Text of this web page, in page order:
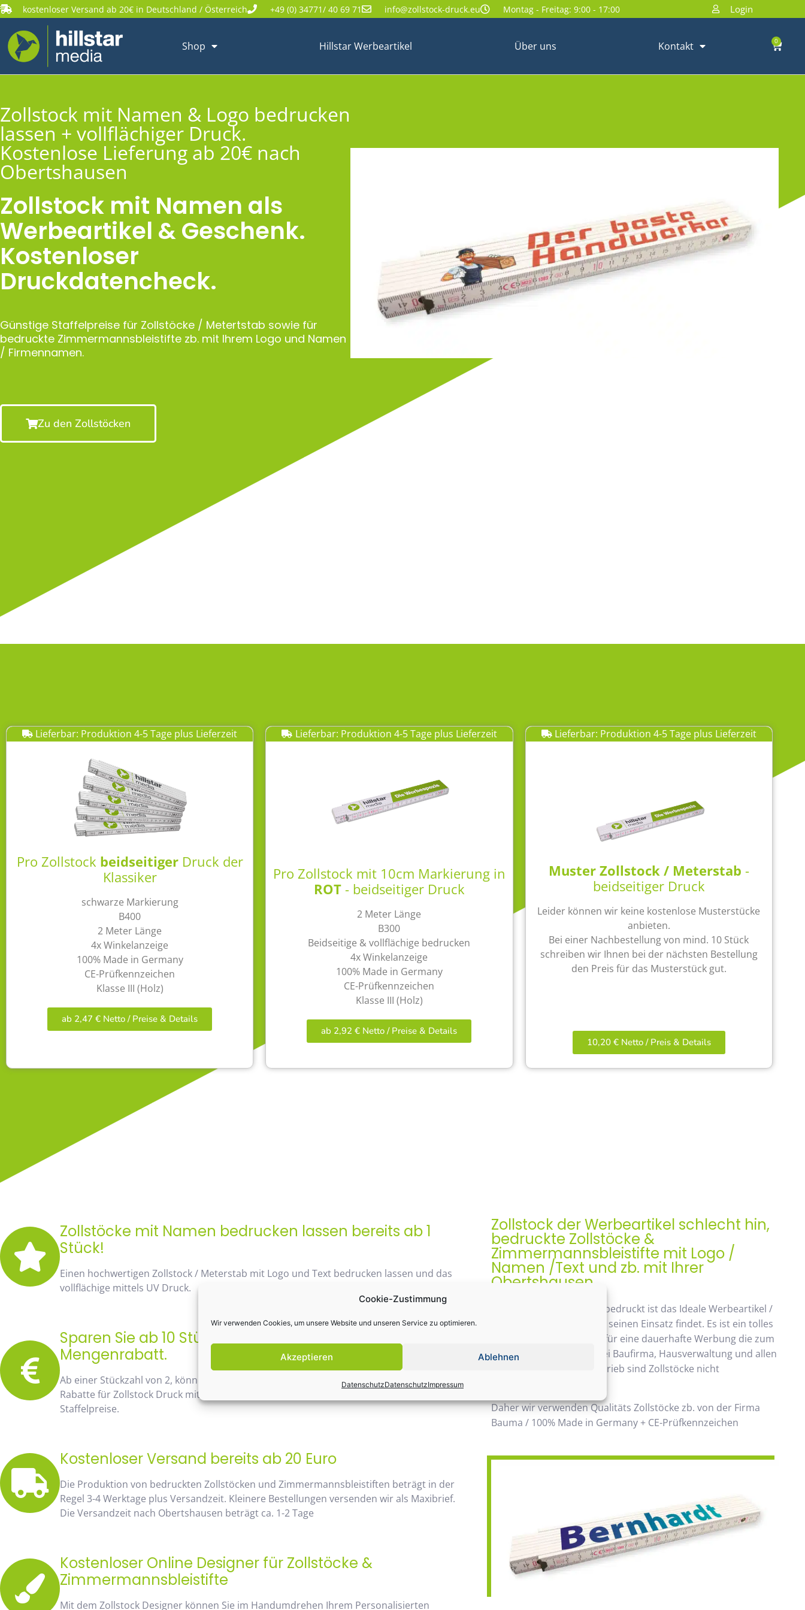
Cookie-Zustimmung
Wir verwenden Cookies, um unsere Website und unseren Service zu optimieren.
Akzeptieren Ablehnen
DatenschutzDatenschutzImpressum
kostenloser Versand ab 20€ in Deutschland / Österreich +49 (0) 34771/ 40 69 71 info@zollstock-druck.eu Montag - Freitag: 9:00 - 17:00 Login
Shop Hillstar Werbeartikel Über uns Kontakt 0
Zollstock mit Namen & Logo bedrucken
lassen + vollflächiger Druck.
Kostenlose Lieferung ab 20€ nach
Obertshausen
Zollstock mit Namen als
Werbeartikel & Geschenk.
Kostenloser
Druckdatencheck.
Günstige Staffelpreise für Zollstöcke / Metertstab sowie für
bedruckte Zimmermannsbleistifte zb. mit Ihrem Logo und Namen
/ Firmennamen.
Zu den Zollstöcken
Lieferbar: Produktion 4-5 Tage plus Lieferzeit
Pro Zollstock beidseitiger Druck der
Klassiker
schwarze Markierung
B400
2 Meter Länge
4x Winkelanzeige
100% Made in Germany
CE-Prüfkennzeichen
Klasse III (Holz)
ab 2,47 € Netto / Preise & Details
Lieferbar: Produktion 4-5 Tage plus Lieferzeit
Pro Zollstock mit 10cm Markierung in
ROT- beidseitiger Druck
2 Meter Länge
B300
Beidseitige & vollflächige bedrucken
4x Winkelanzeige
100% Made in Germany
CE-Prüfkennzeichen
Klasse III (Holz)
ab 2,92 € Netto / Preise & Details
Lieferbar: Produktion 4-5 Tage plus Lieferzeit
Muster Zollstock / Meterstab -
beidseitiger Druck
Leider können wir keine kostenlose Musterstücke
anbieten.
Bei einer Nachbestellung von mind. 10 Stück
schreiben wir Ihnen bei der nächsten Bestellung
den Preis für das Musterstück gut.
10,20 € Netto / Preis & Details
Zollstöcke mit Namen bedrucken lassen bereits ab 1
Stück!
Einen hochwertigen Zollstock / Meterstab mit Logo und Text bedrucken lassen und das
vollflächige mittels UV Druck.
Sparen Sie ab 10 Stück fast 48% mit unserem
Mengenrabatt.
Ab einer Stückzahl von 2, können Sie bereits von unserem Mengenrabatt profitieren. Die
Rabatte für Zollstock Druck mit Namen und Logo, sehen Sie sofort anhand der
Staffelpreise.
Kostenloser Versand bereits ab 20 Euro
Die Produktion von bedruckten Zollstöcken und Zimmermannsbleistiften beträgt in der
Regel 3-4 Werktage plus Versandzeit. Kleinere Bestellungen versenden wir als Maxibrief.
Die Versandzeit nach Obertshausen beträgt ca. 1-2 Tage
Kostenloser Online Designer für Zollstöcke &
Zimmermannsbleistifte
Mit dem Zollstock Designer können Sie im Handumdrehen Ihrem Personalisierten
Zollstock der Werbeartikel schlecht hin,
bedruckte Zollstöcke &
Zimmermannsbleistifte mit Logo /
Namen /Text und zb. mit Ihrer
Obertshausen
Der Zollstock, Meterstab bedruckt ist das Ideale Werbeartikel /
Werbegeschenk der auch seinen Einsatz findet. Es ist ein tolles
& praktisches Geschenk, für eine dauerhafte Werbung die zum
Einsatz kommt. Beliebt bei Baufirma, Hausverwaltung und allen
möglichen Handwerksbetrieb sind Zollstöcke nicht
Daher wir verwenden Qualitäts Zollstöcke zb. von der Firma
Bauma / 100% Made in Germany + CE-Prüfkennzeichen